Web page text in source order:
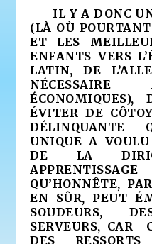
IL Y A DONC
(LÀ OÙ
ET LES
ENFANTS VERS
LATIN, DE
ÉVITER DE
DÉLINQUANTE
UNIQUE A
DE LA
QU’HONNÊTE,
EN SÛR, PEUT
SOUDEURS,
SERVEURS, CAR
DES